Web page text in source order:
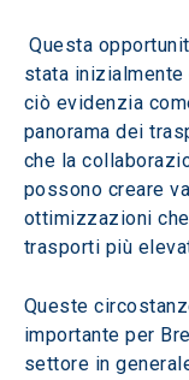
Questa opportunità di condivisione della capacità è
stata inizialmente
ciò evidenzia
panorama dei
che la
possono creare
ottimizzazioni
trasporti più
Queste
importante per
settore in